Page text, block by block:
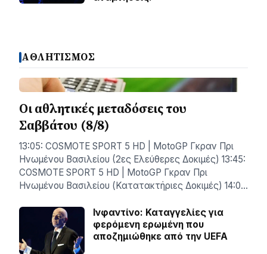
ΑΘΛΗΤΙΣΜΟΣ
Οι αθλητικές μεταδόσεις του
Σαββάτου (8/8)
13:05: COSMOTE SPORT 5 HD | MotoGP Γκραν Πρι
Ηνωμένου Βασιλείου (2ες Ελεύθερες Δοκιμές) 13:45:
COSMOTE SPORT 5 HD | MotoGP Γκραν Πρι
Ηνωμένου Βασιλείου (Κατατακτήριες Δοκιμές) 14:0…
Ινφαντίνο: Καταγγελίες για
φερόμενη ερωμένη που
αποζημιώθηκε από την UEFA